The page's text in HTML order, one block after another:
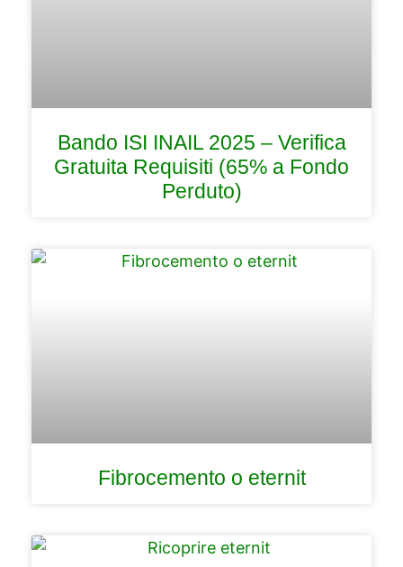
Bando ISI INAIL 2025 – Verifica
Gratuita Requisiti (65% a Fondo
Perduto)
Fibrocemento o eternit